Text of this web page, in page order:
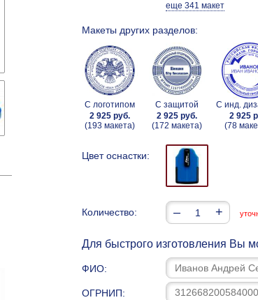
еще 341 макет
Макеты других разделов:
С логотипом
2 925 руб.
(193 макета)
С защитой
2 925 руб.
(172 макета)
С инд.
2 925
(78
Цвет оснастки:
Количество: – +
Для быстрого изготовления Вы
ФИО:
ОГРНИП: